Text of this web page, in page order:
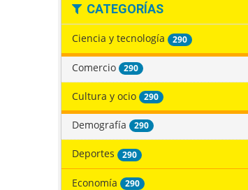
CATEGORÍAS
Ciencia y tecnología 290
Comercio 290
Cultura y ocio 290
Demografía 290
Deportes 290
Economía 290